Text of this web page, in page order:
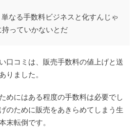
なる手数料ビジネスと化すんじゃ
っていかないとだ
口コミは、販売手数料の値上げと送
りました。
めにはある程度の手数料は必要でし
のために販売をあきらめてしまう生
末転倒です。